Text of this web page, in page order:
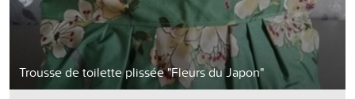
Trousse de toilette plissée "Fleurs du Japon"